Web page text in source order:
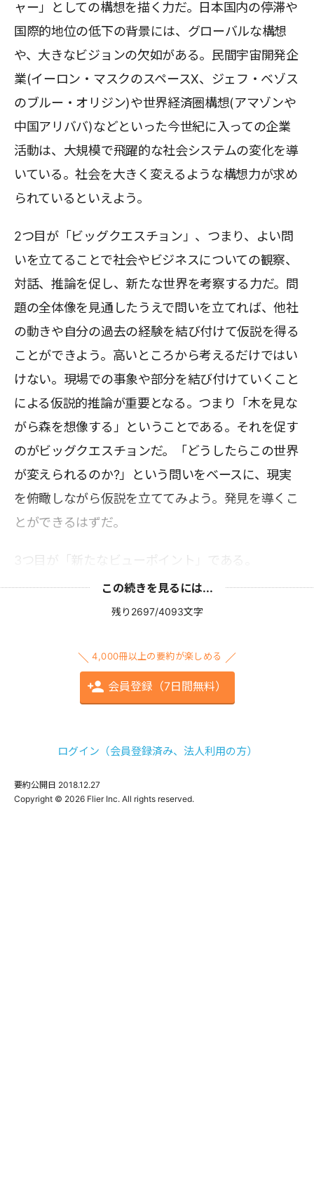
ャー」としての構想を描く力だ。日本国内の停滞や
国際的地位の低下の背景には、グローバルな構想
や、大きなビジョンの欠如がある。民間宇宙開発企
業(イーロン・マスクのスペースX、ジェフ・ベゾス
のブルー・オリジン)や世界経済圏構想(アマゾンや
中国アリババ)などといった今世紀に入っての企業
活動は、大規模で飛躍的な社会システムの変化を導
いている。社会を大きく変えるような構想力が求め
られているといえよう。
2つ目が「ビッグクエスチョン」、つまり、よい問
いを立てることで社会やビジネスについての観察、
対話、推論を促し、新たな世界を考察する力だ。問
題の全体像を見通したうえで問いを立てれば、他社
の動きや自分の過去の経験を結び付けて仮説を得る
ことができよう。高いところから考えるだけではい
けない。現場での事象や部分を結び付けていくこと
による仮説的推論が重要となる。つまり「木を見な
がら森を想像する」ということである。それを促す
のがビッグクエスチョンだ。「どうしたらこの世界
が変えられるのか?」という問いをベースに、現実
を俯瞰しながら仮説を立ててみよう。発見を導くこ
とができるはずだ。
3つ目が「新たなビューポイント」である。
この続きを見るには...
残り2697/4093文字
4,000冊以上の要約が楽しめる
会員登録（7日間無料）
ログイン（会員登録済み、法人利用の方）
要約公開日 2018.12.27